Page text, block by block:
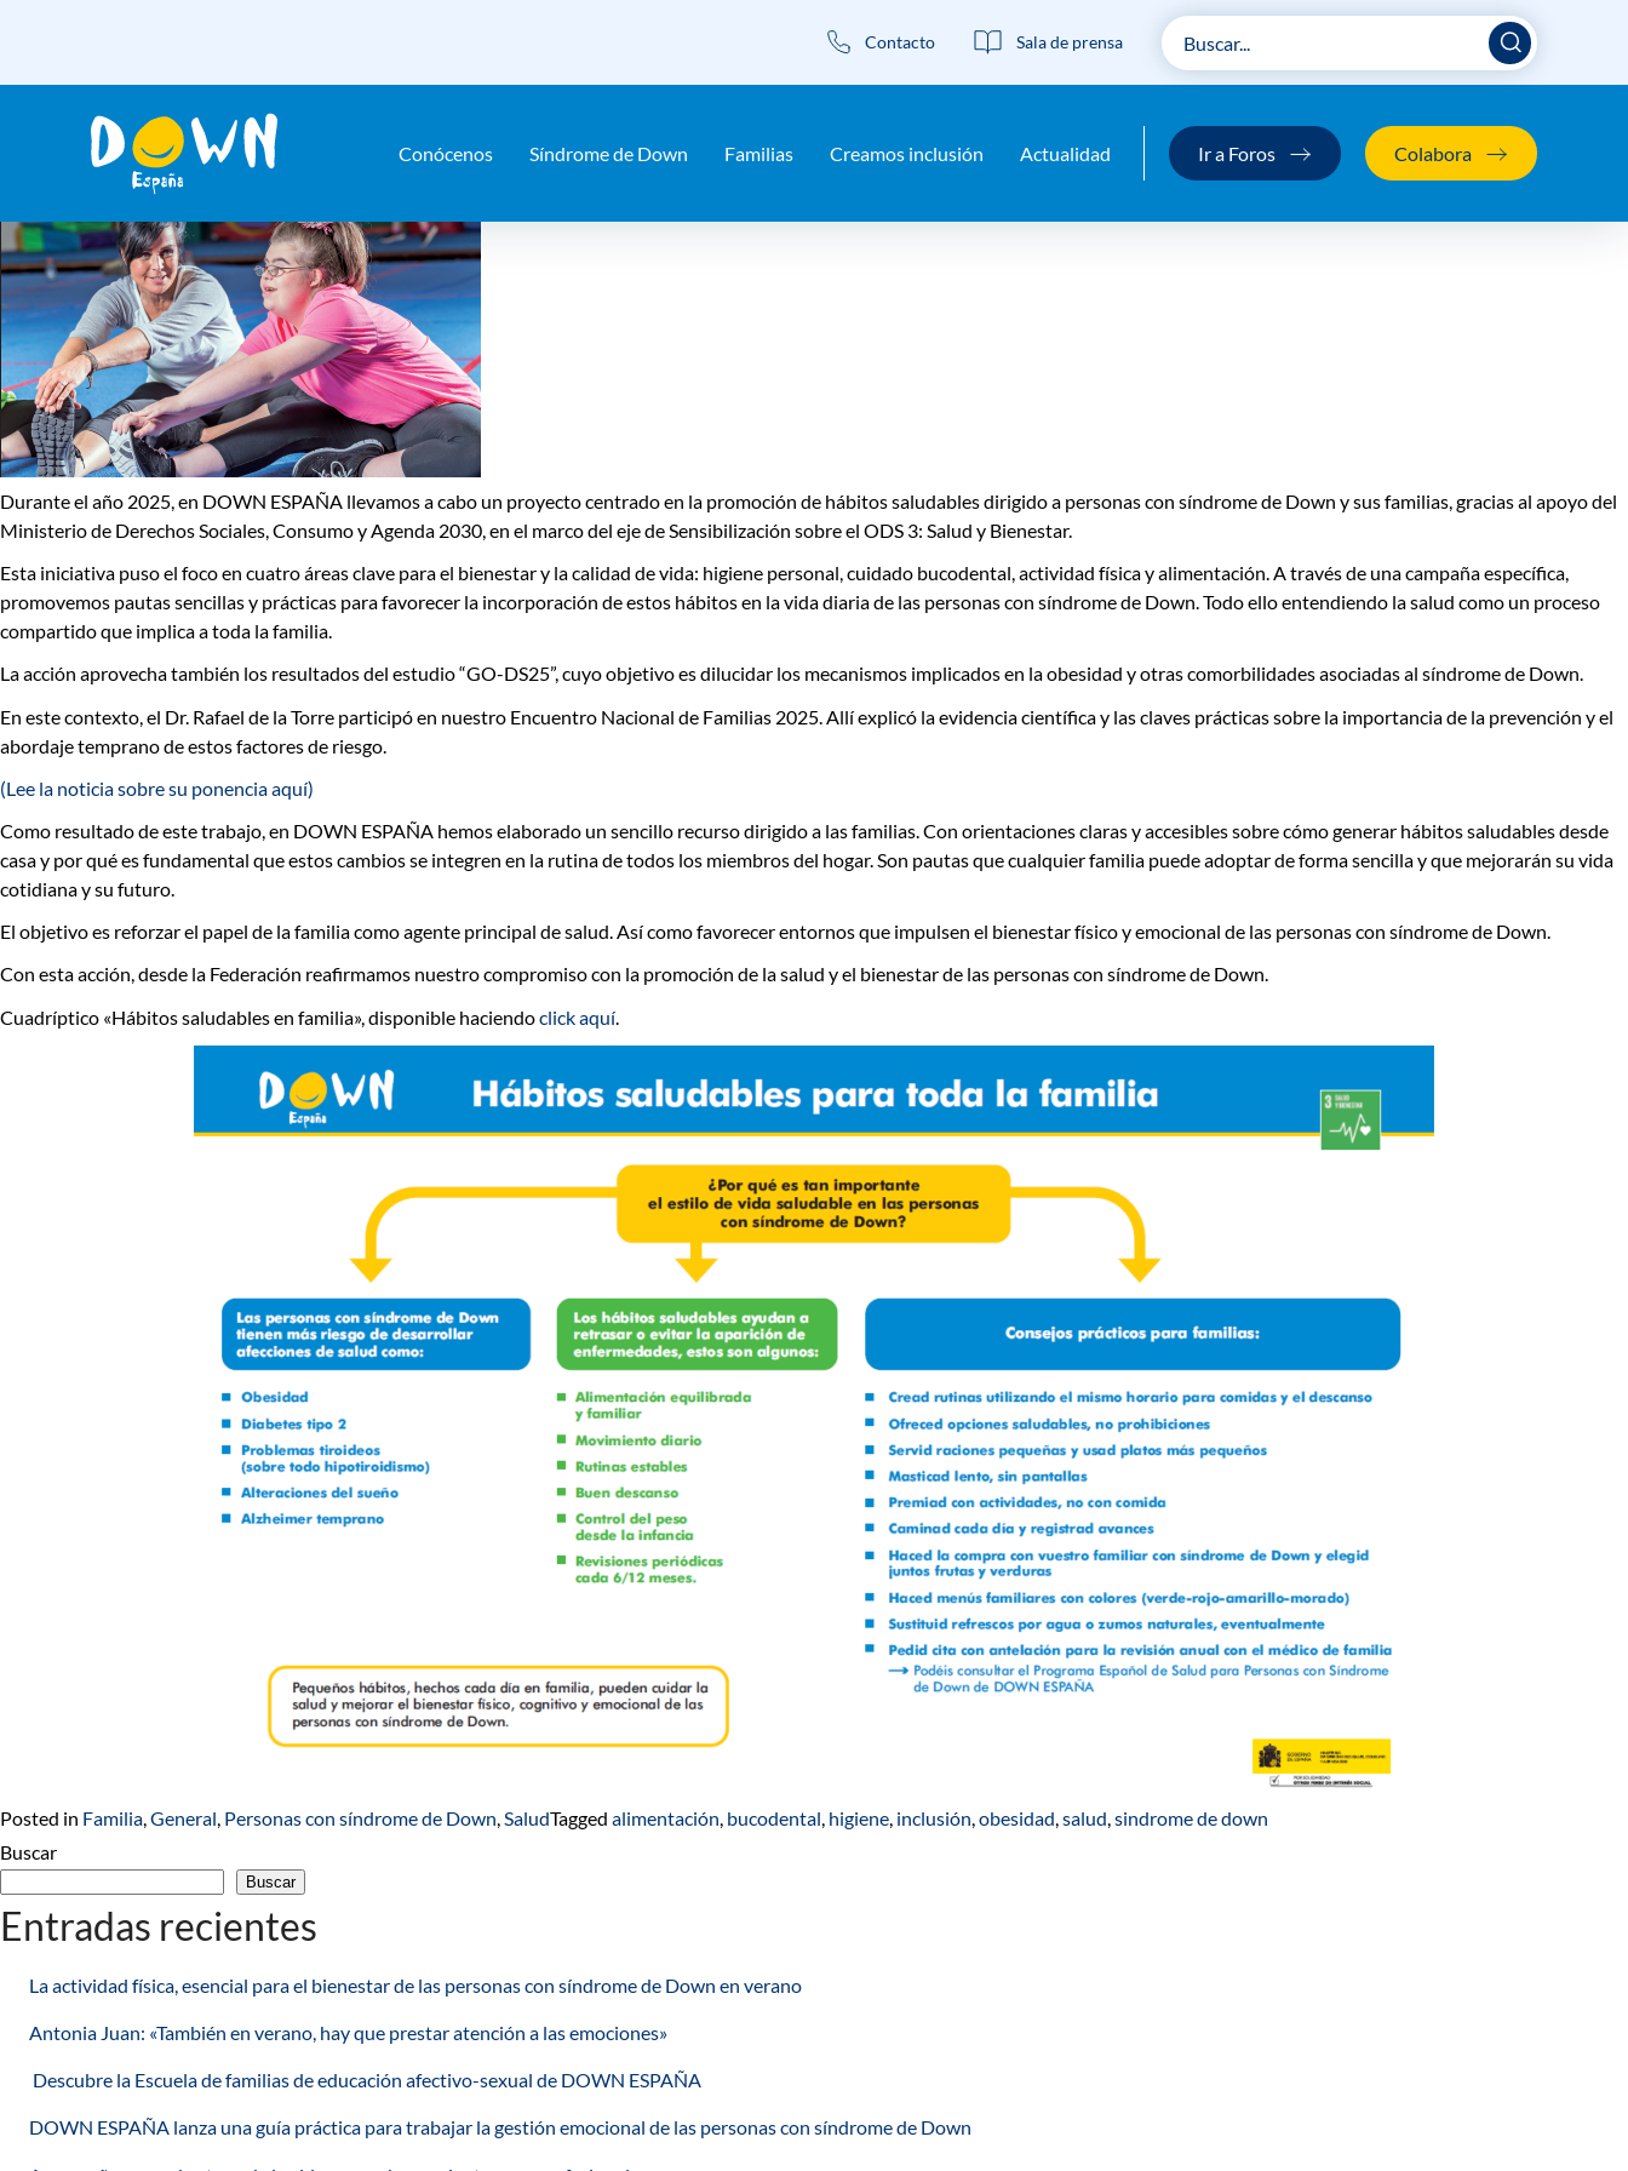
Conócenos Síndrome de Down Familias Creamos inclusión Actualidad Ir a Foros Colabora
Contacto Sala de prensa
Descubre «Hábitos saludables en familia», una publicación para impulsar el bienestar
2 de febrero de 2026 6 de julio de 2026byComunicación
Durante el año 2025, en DOWN ESPAÑA llevamos a cabo un proyecto centrado en la promoción de hábitos saludables dirigido a personas con síndrome de Down y sus familias, gracias al apoyo del
Ministerio de Derechos Sociales, Consumo y Agenda 2030, en el marco del eje de Sensibilización sobre el ODS 3: Salud y Bienestar.
Esta iniciativa puso el foco en cuatro áreas clave para el bienestar y la calidad de vida: higiene personal, cuidado bucodental, actividad física y alimentación. A través de una campaña específica,
promovemos pautas sencillas y prácticas para favorecer la incorporación de estos hábitos en la vida diaria de las personas con síndrome de Down. Todo ello entendiendo la salud como un proceso
compartido que implica a toda la familia.
La acción aprovecha también los resultados del estudio“GO-DS25”, cuyo objetivo es dilucidar los mecanismos implicados en la obesidad y otras comorbilidades asociadas al síndrome de Down.
En este contexto, el Dr. Rafael de la Torre participó en nuestro Encuentro Nacional de Familias 2025 . Allí explicó la evidencia científica y las claves prácticas sobre la importancia de la prevención y el
abordaje temprano de estos factores de riesgo.
(Lee la noticia sobre su ponencia aquí)
Como resultado de este trabajo, en DOWN ESPAÑA hemos elaborado un sencillo recurso dirigido a las familias. Con orientaciones claras y accesibles sobre cómo generar hábitos saludables desde
casa y por qué es fundamental que estos cambios se integren en la rutina de todos los miembros del hogar. Son pautas que cualquier familia puede adoptar de forma sencilla y que mejorarán su vida
cotidiana y su futuro.
El objetivo es reforzar el papel de la familia como agente principal de salud. Así como favorecer entornos que impulsen el bienestar físico y emocional de las personas con síndrome de Down.
Con esta acción, desde la Federación reafirmamos nuestro compromiso con la promoción de la salud y el bienestar de las personas con síndrome de Down.
Cuadríptico «Hábitos saludables en familia», disponible haciendoclick aquí
Posted in Familia,General, Personas con síndrome de Down,SaludTagged alimentación, bucodental, higiene, inclusión,obesidad,salud,sindrome de down
Buscar
Buscar
Entradas recientes
La actividad física, esencial para el bienestar de las personas con síndrome de Down en verano
Antonia Juan: «También en verano, hay que prestar atención a las emociones»
Descubre la Escuela de familias de educación afectivo-sexual de DOWN ESPAÑA
DOWN ESPAÑA lanza una guía práctica para trabajar la gestión emocional de las personas con síndrome de Down